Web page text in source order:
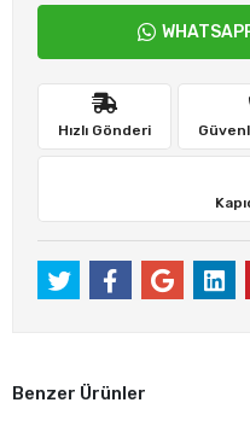
Hızlı Gönderi
Benzer Ürünler